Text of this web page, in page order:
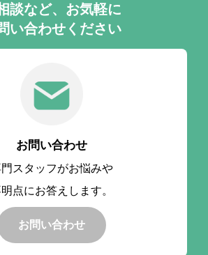
談など、お気軽に
い合わせください
お問い合わせ
スタッフがお悩みや
点にお答えします。
お問い合わせ